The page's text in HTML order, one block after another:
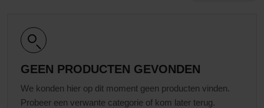
GEEN PRODUCTEN GEVONDEN
We konden hier op dit moment geen producten vinden.
Probeer een verwante categorie of kom later terug.